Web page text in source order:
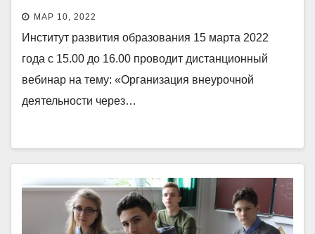
МАР 10, 2022
Институт развития образования 15 марта 2022
года с 15.00 до 16.00 проводит дистанционный
вебинар на тему: «Организация внеурочной
деятельности через…